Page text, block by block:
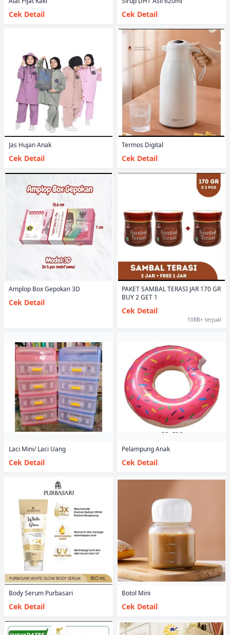
Cek Detail Cek Detail
Jas Hujan Anak
Cek Detail
Termos Digital
Cek Detail
Amplop Box Gepokan 3D
Cek Detail
PAKET SAMBAL TERASI JAR 170 GR
BUY 2 GET 1
Cek Detail
10RB+ terjual
Laci Mini/ Laci Uang
Cek Detail
Pelampung Anak
Cek Detail
Body Serum Purbasari
Cek Detail
Botol Mini
Cek Detail